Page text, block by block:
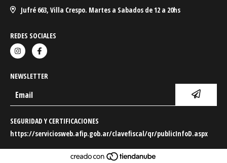
Jufré 663, Villa Crespo. Martes a Sabados de 12 a 20hs
REDES SOCIALES
NEWSLETTER
SEGURIDAD Y CERTIFICACIONES
https://serviciosweb.afip.gob.ar/clavefiscal/qr/publicInfoD.aspx